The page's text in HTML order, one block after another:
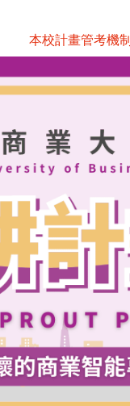
本校計畫管考機制